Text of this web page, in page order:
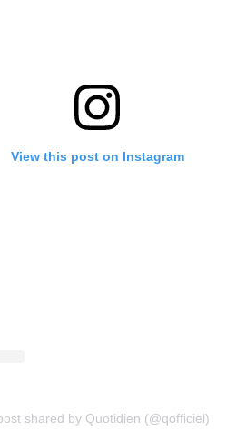
View this post on Instagram
shared by Quotidien (@qofficiel)